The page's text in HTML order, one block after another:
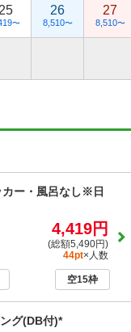
〜
26
8,510〜
27
8,510〜
ー・風呂なし※日
4,419円
(総額5,490円)
44pt×人数
空15枠
グ(DB付)*